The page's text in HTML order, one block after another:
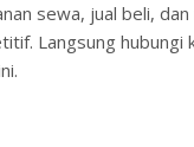
sewa, jual beli,
Langsung hubungi